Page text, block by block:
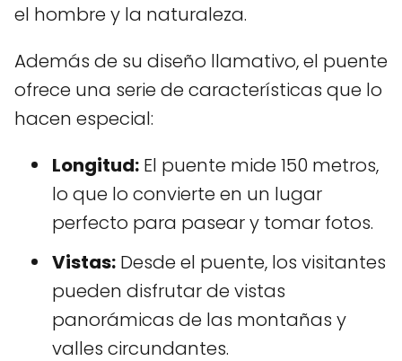
el hombre y la naturaleza.
Además de su diseño llamativo, el puente
ofrece una serie de características que lo
hacen especial:
Longitud: El puente mide 150 metros,
lo que lo convierte en un lugar
perfecto para pasear y tomar fotos.
Vistas: Desde el puente, los visitantes
pueden disfrutar de vistas
panorámicas de las montañas y
valles circundantes.